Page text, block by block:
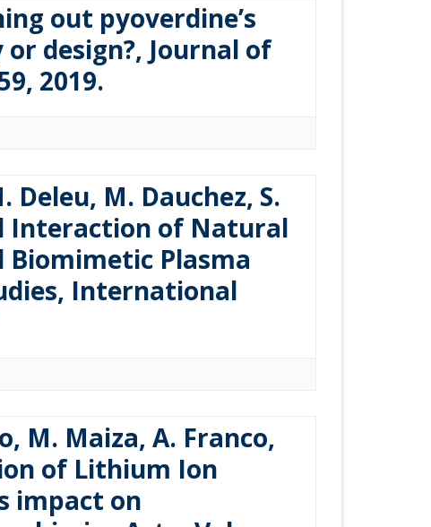
out pyoverdine’s
design?, Journal of
2019.
Deleu, M. Dauchez, S.
Interaction of Natural
Plasma
International
M. Maiza, A. Franco,
of Lithium Ion
impact on